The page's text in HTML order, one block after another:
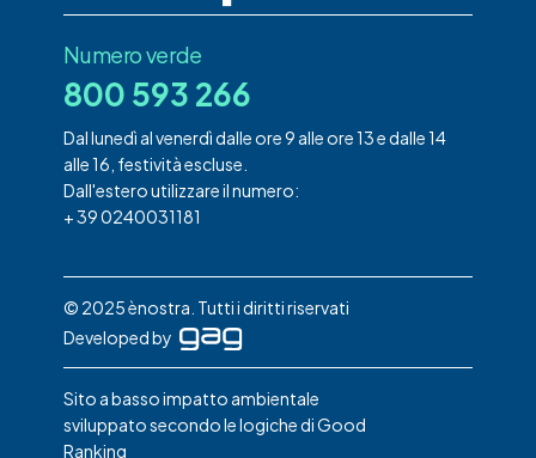
Numero verde
800 593 266
Dal lunedì al venerdì dalle ore 9 alle ore 13 e dalle 14
alle 16, festività escluse.
Dall'estero utilizzare il numero:
+ 39 0240031181
© 2025 ènostra. Tutti i diritti riservati
Developed by
Sito a basso impatto ambientale
sviluppato secondo le logiche di Good
Ranking